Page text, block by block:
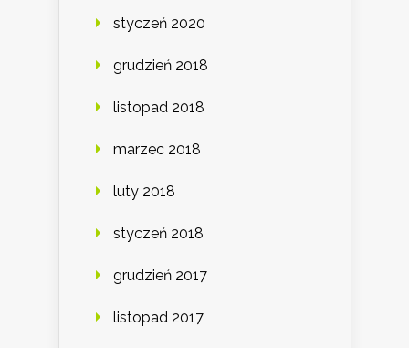
styczeń 2020
grudzień 2018
listopad 2018
marzec 2018
luty 2018
styczeń 2018
grudzień 2017
listopad 2017